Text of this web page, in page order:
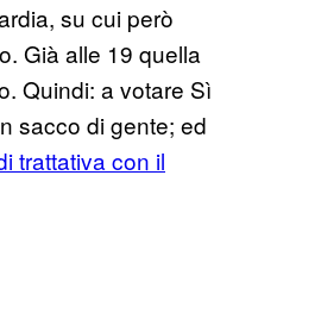
su cui però
Già alle 19 quella
Quindi: a votare Sì
sacco di gente; ed
trattativa con il